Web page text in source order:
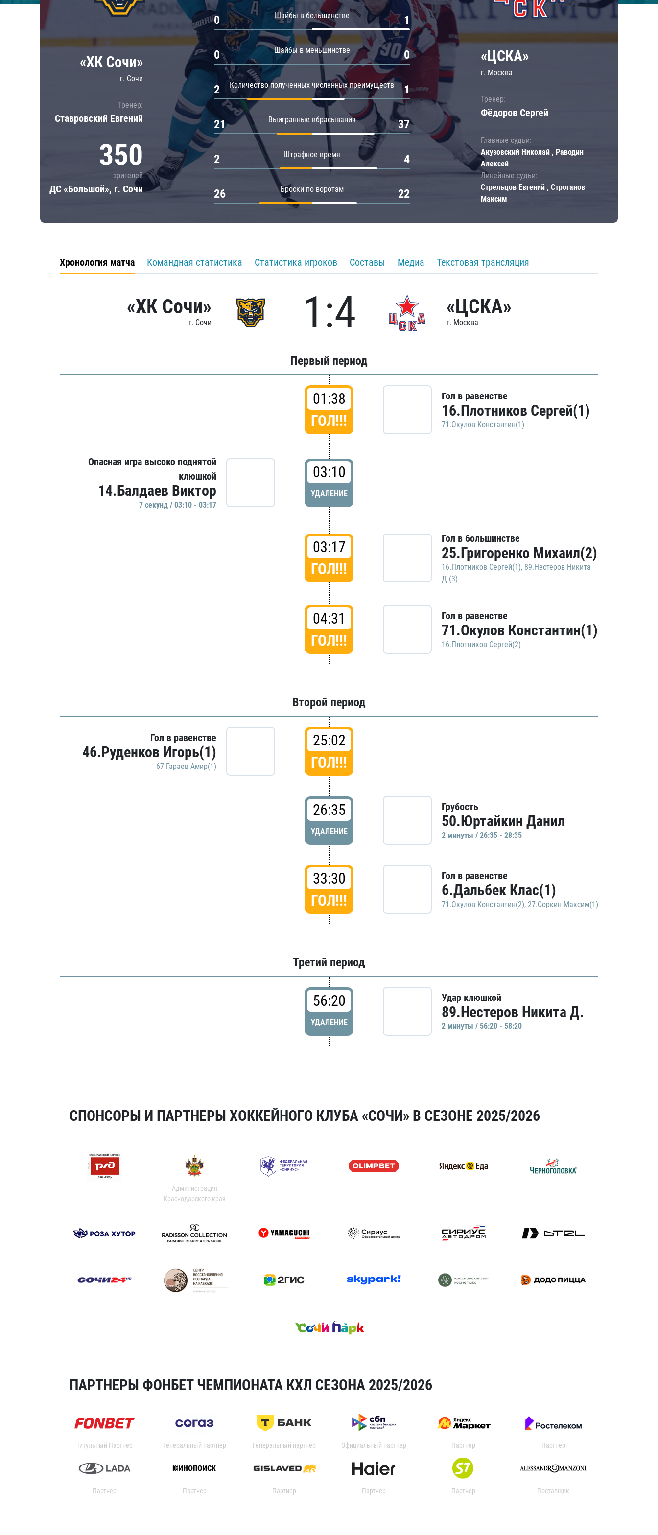
Локомотив
ЦСКА
Шанхайские Драконы
Амур
Барыс
Салават Юлаев
«ХК Сочи»
г. Сочи
Тренер:
Ставровский Евгений
350
зрителей
ДС «Большой», г. Сочи
Шайбы в большинстве
0 1
Шайбы в меньшинстве
0 0
Количество полученных численных преимуществ
2 1
Выигранные вбрасывания
21 37
Штрафное время
2 4
Броски по воротам
26 22
«ЦСКА»
г. Москва
Тренер:
Фёдоров Сергей
Главные судьи:
Акузовский Николай , Раводин
Алексей
Линейные судьи:
Стрельцов Евгений , Строганов
Максим
Хронология матча Командная статистика Статистика игроков Составы Медиа Текстовая трансляция
«ХК Сочи»
г. Сочи 1:4 «ЦСКА»
г. Москва
Первый период
01:38
ГОЛ!!!
Гол в равенстве
16.Плотников Сергей(1)
71.Окулов Константин(1)
Опасная игра высоко поднятой
клюшкой
14.Балдаев Виктор
7 секунд / 03:10 - 03:17
03:10
УДАЛЕНИЕ
03:17
ГОЛ!!!
Гол в большинстве
25.Григоренко Михаил(2)
16.Плотников Сергей(1), 89.Нестеров Никита
Д.(3)
04:31
ГОЛ!!!
Гол в равенстве
71.Окулов Константин(1)
16.Плотников Сергей(2)
Второй период
Гол в равенстве
46.Руденков Игорь(1)
67.Гараев Амир(1)
25:02
ГОЛ!!!
26:35
УДАЛЕНИЕ
Грубость
50.Юртайкин Данил
2 минуты / 26:35 - 28:35
33:30
ГОЛ!!!
Гол в равенстве
6.Дальбек Клас(1)
71.Окулов Константин(2), 27.Соркин Максим(1)
Третий период
56:20
УДАЛЕНИЕ
Удар клюшкой
89.Нестеров Никита Д.
2 минуты / 56:20 - 58:20
СПОНСОРЫ И ПАРТНЕРЫ ХОККЕЙНОГО КЛУБА «СОЧИ» В СЕЗОНЕ 2025/2026
Администрация
Краснодарского края
ПАРТНЕРЫ ФОНБЕТ ЧЕМПИОНАТА КХЛ СЕЗОНА 2025/2026
Титульный Партнер Генеральный партнер Генеральный партнер Официальный партнер Партнер Партнер
Партнер Партнер Партнер Партнер Партнер Поставщик